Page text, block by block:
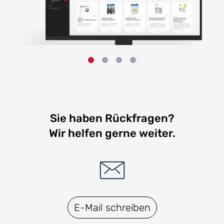
Sie haben Rückfragen?
Wir helfen gerne weiter.
E-Mail schreiben